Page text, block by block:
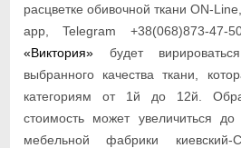
расцветке обивочной ткани ON-
app, Telegram +38(068)873-
«Виктория» будет
выбранного качества ткани,
категориям от 1й до 12й.
стоимость может увеличиться
мебельной фабрики